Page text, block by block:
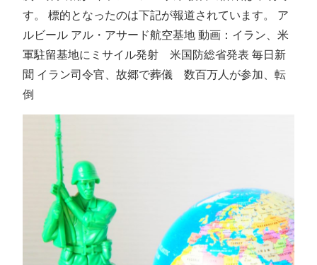
す。 標的となったのは下記が報道されています。 ア
ルビール アル・アサード航空基地 動画：イラン、米
軍駐留基地にミサイル発射 米国防総省発表 毎日新
聞 イラン司令官、故郷で葬儀 数百万人が参加、転
倒